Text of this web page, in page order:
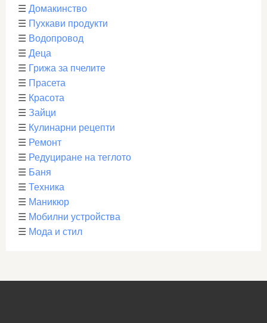
☰ Домакинство
☰ Пухкави продукти
☰ Водопровод
☰ Деца
☰ Грижа за пчелите
☰ Прасета
☰ Красота
☰ Зайци
☰ Кулинарни рецепти
☰ Ремонт
☰ Редуциране на теглото
☰ Баня
☰ Техника
☰ Маникюр
☰ Мобилни устройства
☰ Мода и стил